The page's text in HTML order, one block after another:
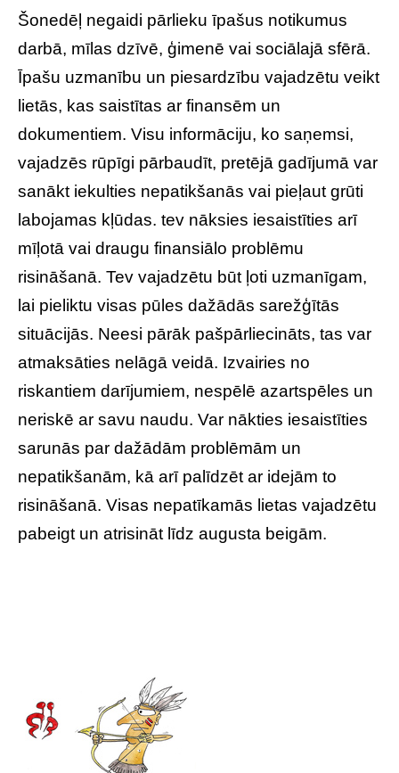
Šonedēļ negaidi pārlieku īpašus notikumus
darbā, mīlas dzīvē, ģimenē vai sociālajā sfērā.
Īpašu uzmanību un piesardzību vajadzētu veikt
lietās, kas saistītas ar finansēm un
dokumentiem. Visu informāciju, ko saņemsi,
vajadzēs rūpīgi pārbaudīt, pretējā gadījumā var
sanākt iekulties nepatikšanās vai pieļaut grūti
labojamas kļūdas. tev nāksies iesaistīties arī
mīļotā vai draugu finansiālo problēmu
risināšanā. Tev vajadzētu būt ļoti uzmanīgam,
lai pieliktu visas pūles dažādās sarežģītās
situācijās. Neesi pārāk pašpārliecināts, tas var
atmaksāties nelāgā veidā. Izvairies no
riskantiem darījumiem, nespēlē azartspēles un
neriskē ar savu naudu. Var nākties iesaistīties
sarunās par dažādām problēmām un
nepatikšanām, kā arī palīdzēt ar idejām to
risināšanā. Visas nepatīkamās lietas vajadzētu
pabeigt un atrisināt līdz augusta beigām.